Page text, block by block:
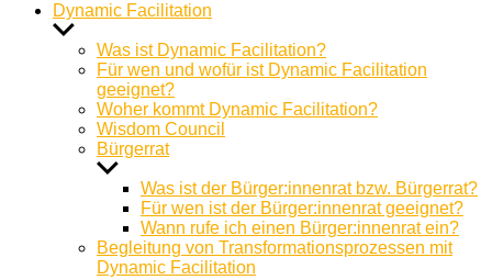
Dynamic Facilitation
Untermenü
anzeigenWas ist Dynamic Facilitation?
Für wen und wofür ist Dynamic Facilitation
geeignet?
Woher kommt Dynamic Facilitation?
Wisdom Council
Bürgerrat
Untermenü
anzeigenWas ist der Bürger:innenrat bzw. Bürgerrat?
Für wen ist der Bürger:innenrat geeignet?
Wann rufe ich einen Bürger:innenrat ein?
Begleitung von Transformationsprozessen mit
Dynamic Facilitation